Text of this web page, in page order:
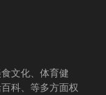
文化、体育健
科、等多方面权